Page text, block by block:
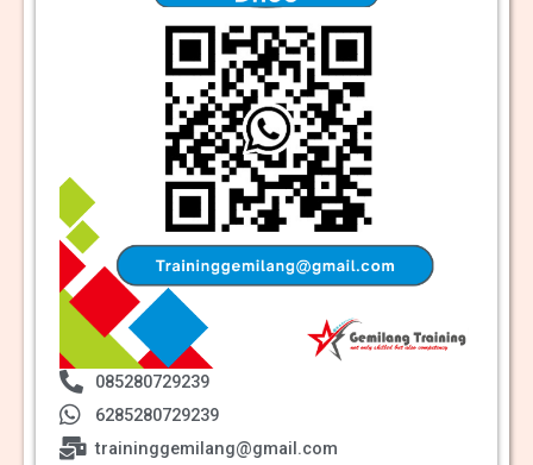
085280729239
6285280729239
traininggemilang@gmail.com